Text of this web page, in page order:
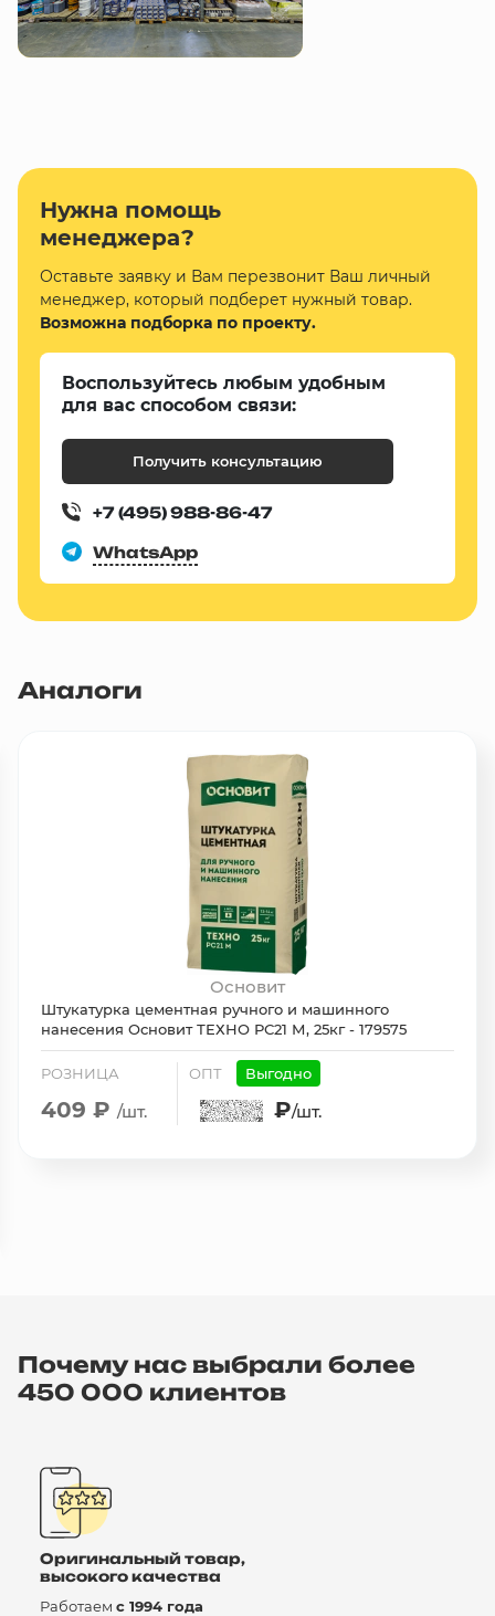
Нужна помощь
менеджера?
Оставьте заявку и Вам перезвонит Ваш личный
менеджер, который подберет нужный товар.
Возможна подборка по проекту.
Воспользуйтесь любым удобным
для вас способом связи:
Получить консультацию
+7 (495) 988-86-47
WhatsApp
Аналоги
Основит
Штукатурка цементная ручного и машинного
нанесения Основит ТЕХНО РС21 М, 25кг - 179575
РОЗНИЦА
409 ₽ /шт.
ОПТ Выгодно
₽/шт.
Почему нас выбрали более
450 000 клиентов
Оригинальный товар,
высокого качества
Работаем с 1994 года